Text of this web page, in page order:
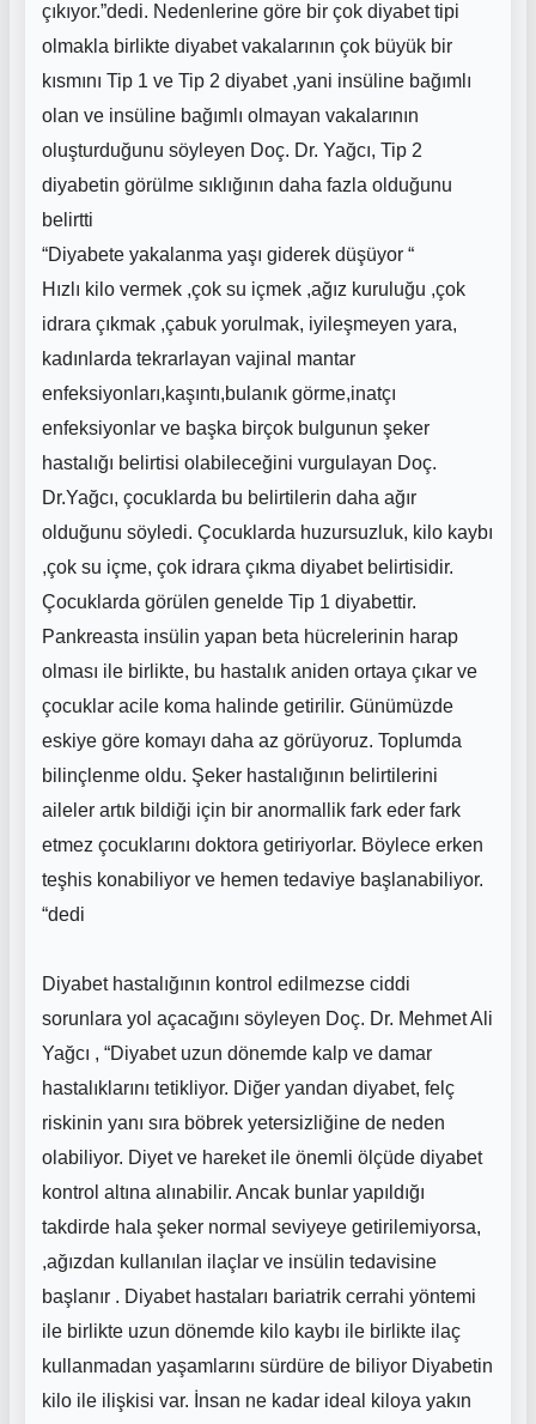
çıkıyor.”dedi. Nedenlerine göre bir çok diyabet tipi
olmakla birlikte diyabet vakalarının çok büyük bir
kısmını Tip 1 ve Tip 2 diyabet ,yani insüline bağımlı
olan ve insüline bağımlı olmayan vakalarının
oluşturduğunu söyleyen Doç. Dr. Yağcı, Tip 2
diyabetin görülme sıklığının daha fazla olduğunu
belirtti
“Diyabete yakalanma yaşı giderek düşüyor “
Hızlı kilo vermek ,çok su içmek ,ağız kuruluğu ,çok
idrara çıkmak ,çabuk yorulmak, iyileşmeyen yara,
kadınlarda tekrarlayan vajinal mantar
enfeksiyonları,kaşıntı,bulanık görme,inatçı
enfeksiyonlar ve başka birçok bulgunun şeker
hastalığı belirtisi olabileceğini vurgulayan Doç.
Dr.Yağcı, çocuklarda bu belirtilerin daha ağır
olduğunu söyledi. Çocuklarda huzursuzluk, kilo kaybı
,çok su içme, çok idrara çıkma diyabet belirtisidir.
Çocuklarda görülen genelde Tip 1 diyabettir.
Pankreasta insülin yapan beta hücrelerinin harap
olması ile birlikte, bu hastalık aniden ortaya çıkar ve
çocuklar acile koma halinde getirilir. Günümüzde
eskiye göre komayı daha az görüyoruz. Toplumda
bilinçlenme oldu. Şeker hastalığının belirtilerini
aileler artık bildiği için bir anormallik fark eder fark
etmez çocuklarını doktora getiriyorlar. Böylece erken
teşhis konabiliyor ve hemen tedaviye başlanabiliyor.
“dedi
Diyabet hastalığının kontrol edilmezse ciddi
sorunlara yol açacağını söyleyen Doç. Dr. Mehmet Ali
Yağcı , “Diyabet uzun dönemde kalp ve damar
hastalıklarını tetikliyor. Diğer yandan diyabet, felç
riskinin yanı sıra böbrek yetersizliğine de neden
olabiliyor. Diyet ve hareket ile önemli ölçüde diyabet
kontrol altına alınabilir. Ancak bunlar yapıldığı
takdirde hala şeker normal seviyeye getirilemiyorsa,
,ağızdan kullanılan ilaçlar ve insülin tedavisine
başlanır . Diyabet hastaları bariatrik cerrahi yöntemi
ile birlikte uzun dönemde kilo kaybı ile birlikte ilaç
kullanmadan yaşamlarını sürdüre de biliyor Diyabetin
kilo ile ilişkisi var. İnsan ne kadar ideal kiloya yakın